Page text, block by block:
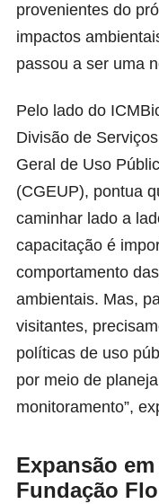
provenientes do
impactos
passou a ser uma
Pelo lado do
Divisão de
Geral de Uso
(CGEUP), pontua
caminhar lado a
capacitação é
comportamento
ambientais. Mas,
visitantes,
políticas de uso
por meio de
monitoramento”,
Expansão
Fundação